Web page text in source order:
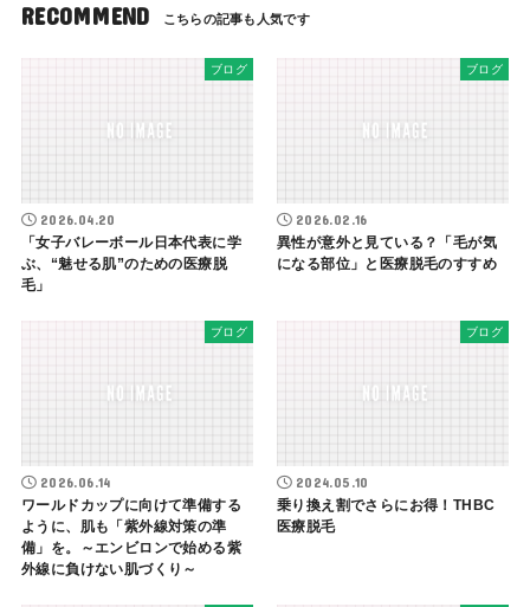
RECOMMEND
ブログ
2026.04.20
「女子バレーボール日本代表に学
ぶ、“魅せる肌”のための医療脱
毛」
ブログ
2026.02.16
異性が意外と見ている？「毛が気
になる部位」と医療脱毛のすすめ
ブログ
2026.06.14
ワールドカップに向けて準備する
ように、肌も「紫外線対策の準
備」を。～エンビロンで始める紫
外線に負けない肌づくり～
ブログ
2024.05.10
乗り換え割でさらにお得！THBC
医療脱毛